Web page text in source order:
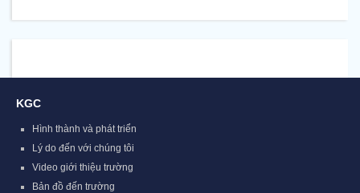
KGC
Hình thành và phát triển
Lý do đến với chúng tôi
Video giới thiệu trường
Bản đồ đến trường